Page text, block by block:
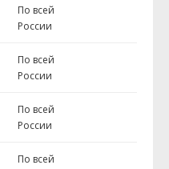
По всей
России
По всей
России
По всей
России
По всей